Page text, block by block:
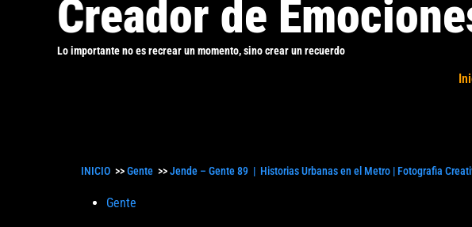
Creador de
Lo importante no es recrear un momento, sino crear un recuerdo
INICIO >>Gente >>Jende – Gente 89 | Historias Urbanas en el Metro | Fotografia
Publicado
Gente